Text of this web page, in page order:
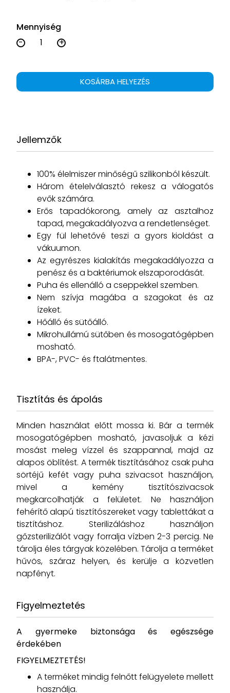
Mennyiség
-
+
KOSÁRBA HELYEZÉS
Jellemzők
100% élelmiszer minőségű szilikonból készült.
Három ételelválasztó rekesz a válogatós
evők számára.
Erős tapadókorong, amely az asztalhoz
tapad, megakadályozva a rendetlenséget.
Egy fül lehetővé teszi a gyors kioldást a
vákuumon.
Az egyrészes kialakítás megakadályozza a
penész és a baktériumok elszaporodását.
Puha és ellenálló a cseppekkel szemben.
Nem szívja magába a szagokat és az
ízeket.
Hőálló és sütőálló.
Mikrohullámú sütőben és mosogatógépben
mosható.
BPA-, PVC- és ftalátmentes.
Tisztítás és ápolás
Minden használat előtt mossa ki. Bár a termék
mosogatógépben mosható, javasoljuk a kézi
mosást meleg vízzel és szappannal, majd az
alapos öblítést. A termék tisztításához csak puha
sörtéjű kefét vagy puha szivacsot használjon,
mivel a kemény tisztítószivacsok
megkarcolhatják a felületet. Ne használjon
fehérítő alapú tisztítószereket vagy tablettákat a
tisztításhoz. Sterilizáláshoz használjon
gőzsterilizálót vagy forralja vízben 2-3 percig. Ne
tárolja éles tárgyak közelében. Tárolja a terméket
hűvös, száraz helyen, és kerülje a közvetlen
napfényt.
Figyelmeztetés
A gyermeke biztonsága és egészsége
érdekében
FIGYELMEZTETÉS!
A terméket mindig felnőtt felügyelete mellett
használja.